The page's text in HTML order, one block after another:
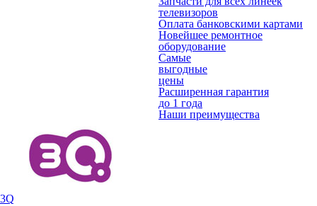
телевизоров
Оплата банковскими картами
Новейшее ремонтное
оборудование
Самые
выгодные
цены
Расширенная гарантия
до 1 года
Наши преимущества
3Q